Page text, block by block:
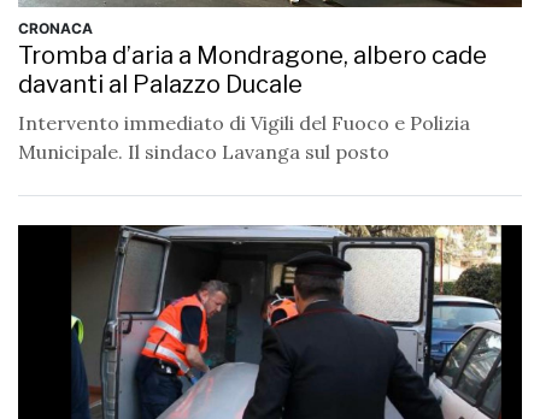
CRONACA
Tromba d’aria a Mondragone, albero cade
davanti al Palazzo Ducale
Intervento immediato di Vigili del Fuoco e Polizia
Municipale. Il sindaco Lavanga sul posto